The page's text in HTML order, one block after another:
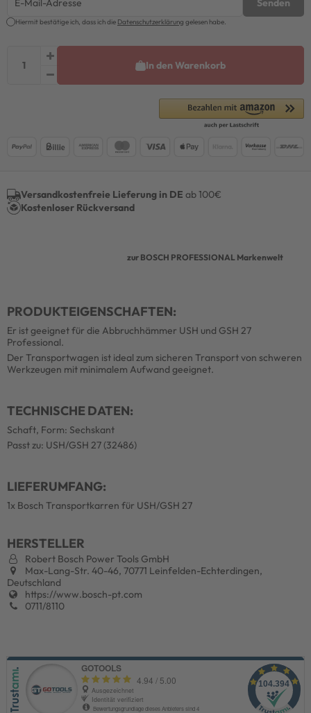
Hiermit bestätige ich, dass ich die Daten­schutz­erklärung gelesen habe.
In den Warenkorb
Versandkostenfreie Lieferung in DE ab 100€
Kostenloser Rückversand
zur BOSCH PROFESSIONAL Markenwelt
PRODUKTEIGENSCHAFTEN:
Er ist geeignet für die Abbruchhämmer USH und GSH 27
Professional.
Der Transportwagen ist ideal zum sicheren Transport von schweren
Werkzeugen mit minimalem Aufwand geeignet.
TECHNISCHE DATEN:
Schaft, Form: Sechskant
Passt zu: USH/GSH 27 (32486)
LIEFERUMFANG:
1x Bosch Transportkarren für USH/GSH 27
HERSTELLER
Robert Bosch Power Tools GmbH
Max-Lang-Str. 40-46, 70771 Leinfelden-Echterdingen,
Deutschland
https://www.bosch-pt.com
0711/8110